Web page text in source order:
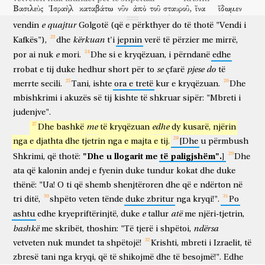
Βασιλεὺς Ἰσραὴλ καταβάτω νῦν ἀπὸ τοῦ σταυροῦ, ἵνα ἴδωμεν
καὶ
dhe
πιστεύσωμεν!
të besojmë
καὶ
dhe
οἱ
ata
συνεσταυρωμένοι
që ishin kryqëzuar
σὺν
bashkë
αὐτῷ
atë
shanin
αὐτόν.
atë
καὶ
dhe
γενομένης
ndërsa u bë
ὥρας
orë
ἕκτης,
e gjashtë
σκότος
errësirë
ἐγένετο
u bë
ἐφ’ ὅλην
tërë
γῆν,
tokën
ἕως
deri
ὥρας
orë
ἐνάτης.
e nëntë
καὶ
dhe
τῇ ἐνάτῃ
të nëntën
ὥρᾳ,
orë
ἐβόησεν
klithi
ὁ
Ἰησοῦς
Jezusi
φωνῇ
zë të madh Eloi Eloi lema sabakthani e cila është
μεθερμηνευόμενον,
përkthyer
ὁ Θεός
o Perëndia
μου,
im
ὁ Θεός
o Perëndia
μου,
im
εἰς
për
τί
çfarë
ἐγκατέλιπές
braktise
με?
mua
καί
dhe
τινες
disa
τῶν
të atyre
παρεστηκότων,
që ishin të pranishëm
ἀκούσαντες
kur dëgjuan
ἔλεγον,
thoshin
ἴδε,
ja
Ἠλείαν
Elian
φωνεῖ.
thërret
δραμὼν
duke vrapuar
δέ
dhe
τις,
dikush
καὶ
dhe
γεμίσας
duke mbushur
σπόγγον
sfungjer
ὄξους
verë të thartë
περιθεὶς
duke vënë
καλάμῳ,
kallam
ἐπότιζεν αὐτόν λέγων,
duke thënë
ἄφετε,
lini
ἴδωμεν
të shikojmë
εἰ
nëse
ἔρχεται
vjen
Ἠλείας
Elia
καθελεῖν
për të zbritur
αὐτόν.
atë
dhe Jezusi duke lëshuar
φωνὴν
zë
μεγάλην,
të madh nxori frymë
ara, që të mbartte kryqin e Jezusit. Dhe e sollën Jezusin në
vendin e quajtur Golgotë (që e përkthyer do të thotë "Vendi i
Kafkës"),
dhe kërkuan t'i jepnin verë të përzier me mirrë,
por ai nuk e mori. Dhe si e kryqëzuan, i përndanë edhe
rrobat e tij duke hedhur short për to se çfarë pjese do të
merrte secili. Tani, ishte ora e tretë kur e kryqëzuan.
Dhe
mbishkrimi i akuzës së tij kishte të shkruar sipër: "Mbreti i
judenjve".
Dhe bashkë me të kryqëzuan edhe dy kusarë, njërin
nga e djathta dhe tjetrin nga e majta e tij. [Dhe u përmbush
Shkrimi, që thotë: "Dhe u llogarit me të paligjshëm".]
Dhe
ata që kalonin andej e fyenin duke tundur kokat dhe duke
thënë: "Ua! O ti që shemb shenjtëroren dhe që e ndërton në
tri ditë, shpëto veten tënde duke zbritur nga kryqi!".
Po
ashtu edhe kryepriftërinjtë, duke e tallur atë me njëri-tjetrin,
bashkë me skribët, thoshin: "Të tjerë i shpëtoi, ndërsa
vetveten nuk mundet ta shpëtojë! Krishti, mbreti i Izraelit, të
zbresë tani nga kryqi, që të shikojmë dhe të besojmë!". Edhe